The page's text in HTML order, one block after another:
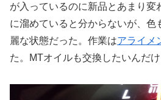
が入っているのに新品とあまり変
に溜めていると分からないが、色
麗な状態だった。作業はアライメ
た。MTオイルも交換したいんだ